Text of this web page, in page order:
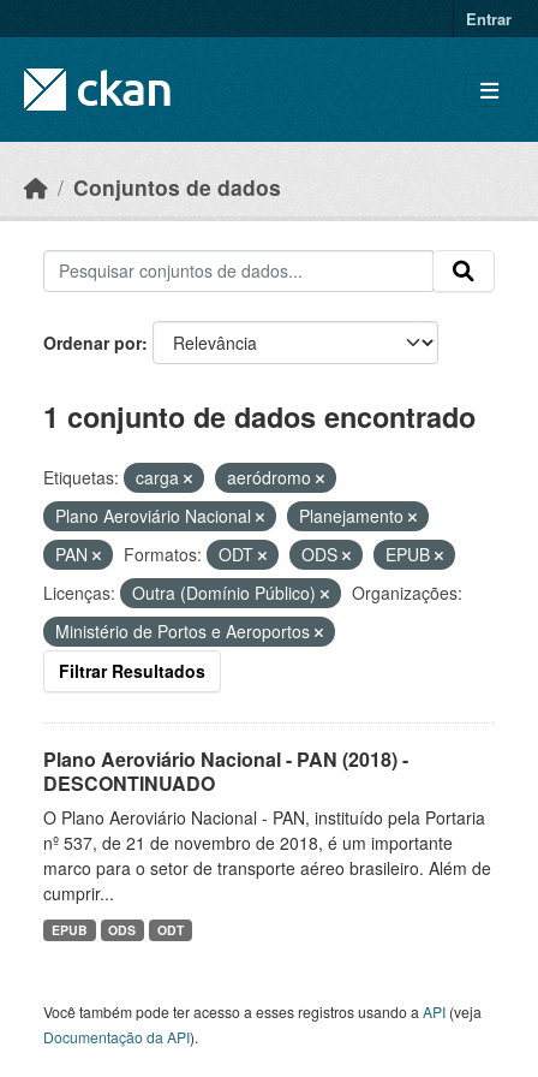
Entrar
Conjuntos de dados
Ordenar por
1 conjunto de dados encontrado
Etiquetas: carga
aeródromo
Plano Aeroviário Nacional
Planejamento
PAN
Formatos: ODT ODS
EPUB
Licenças:
Outra (Domínio Público)
Organizações:
Ministério de Portos e Aeroportos
Filtrar Resultados
Plano Aeroviário Nacional - PAN (2018) -
DESCONTINUADO
O Plano Aeroviário Nacional - PAN, instituído pela Portaria
nº 537, de 21 de novembro de 2018, é um importante
marco para o setor de transporte aéreo brasileiro. Além de
cumprir...
EPUB ODS ODT
Você também pode ter acesso a esses registros usando a API (veja
Documentação da API).